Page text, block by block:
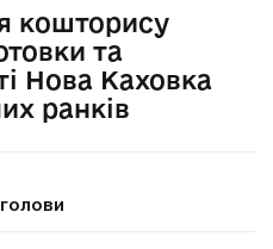
кошторису
та
Нова Каховка
ранків